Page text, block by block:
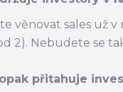
věnovat sales už
2). Nebudete se
přitahuje